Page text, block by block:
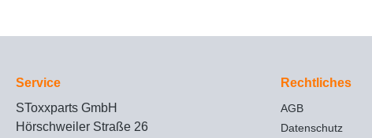
Service
SToxxparts GmbH
Hörschweiler Straße 26
Rechtliches
AGB
Datenschutz